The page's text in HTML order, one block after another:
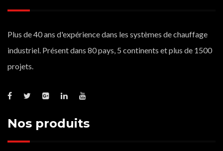
Plus de 40 ans d'expérience dans les systèmes de chauffage
industriel. Présent dans 80 pays, 5 continents et plus de 1500
projets.
Nos produits